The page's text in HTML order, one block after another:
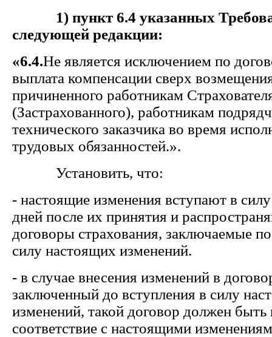
1) пункт 6.4 указанных
следующей редакции:
«6.4.Не является исключением по
выплата компенсации сверх
причиненного работникам
(Застрахованного), работникам
технического заказчика во время
трудовых обязанностей.».
Установить, что:
- настоящие изменения вступают в силу
дней после их принятия и
договоры страхования, заключаемые
силу настоящих изменений.
- в случае внесения изменений в
заключенный до вступления в силу
изменений, такой договор должен быть
соответствие с настоящими